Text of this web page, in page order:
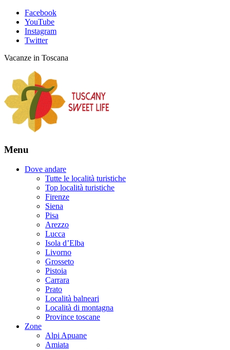
Facebook
YouTube
Instagram
Twitter
Vacanze in Toscana
Menu
Dove andare
Tutte le località turistiche
Top località turistiche
Firenze
Siena
Pisa
Arezzo
Lucca
Isola d’Elba
Livorno
Grosseto
Pistoia
Carrara
Prato
Località balneari
Località di montagna
Province toscane
Zone
Alpi Apuane
Amiata